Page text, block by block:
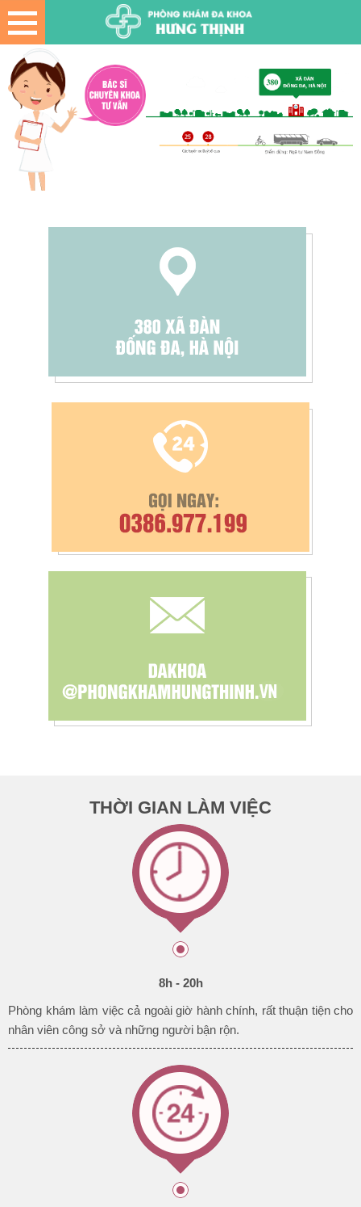
THỜI GIAN LÀM VIỆC
8h - 20h
Phòng khám làm việc cả ngoài giờ hành chính, rất thuận tiện cho
nhân viên công sở và những người bận rộn.